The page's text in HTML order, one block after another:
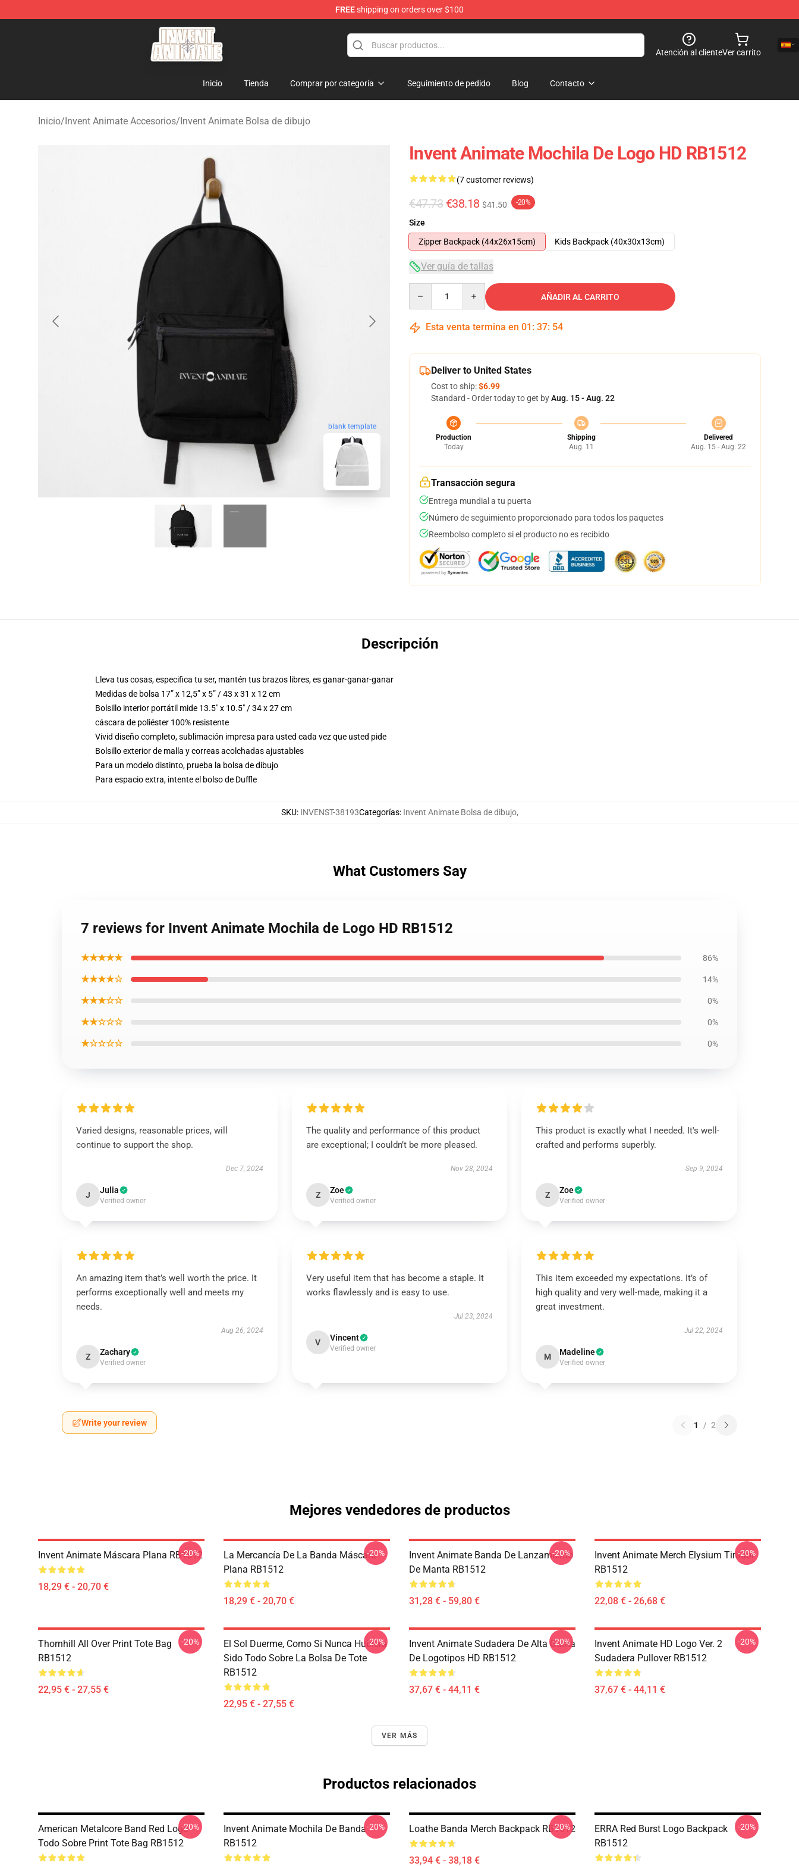
FREEshipping on orders over $100
Invent Animate Shop - Official Invent Animate Merchandise Store
Atención al clienteVer carrito
Inicio Tienda Comprar por categoría Seguimiento de pedido Blog Contacto
Inicio/Invent Animate Accesorios/Invent Animate Bolsa de dibujo
blank template
Invent Animate Mochila De Logo HD RB1512
(7 customer reviews)
€47.73 €38.18 $41.50 -20%
Size
Zipper Backpack (44x26x15cm)
Kids Backpack (40x30x13cm)
Ver guía de tallas
AÑADIR AL CARRITO
Esta venta termina en 01 : 37: 53
Deliver to United States
Cost to ship:$6.99
Standard - Order today to get byAug. 15 - Aug. 22
Production
Today
Shipping
Aug. 11
Delivered
Aug. 15 - Aug. 22
Transacción segura
Entrega mundial a tu puerta
Número de seguimiento proporcionado para todos los paquetes
Reembolso completo si el producto no es recibido
Descripción
Lleva tus cosas, especifica tu ser, mantén tus brazos libres, es ganar-ganar-ganar
Medidas de bolsa 17” x 12,5” x 5” / 43 x 31 x 12 cm
Bolsillo interior portátil mide 13.5" x 10.5" / 34 x 27 cm
cáscara de poliéster 100% resistente
Vivid diseño completo, sublimación impresa para usted cada vez que usted pide
Bolsillo exterior de malla y correas acolchadas ajustables
Para un modelo distinto, prueba la bolsa de dibujo
Para espacio extra, intente el bolso de Duffle
SKU: INVENST-38193Categorías: Invent Animate Bolsa de dibujo,
What Customers Say
7 reviews for Invent Animate Mochila de Logo HD RB1512
★★★★★ 86%
★★★★☆ 14%
★★★☆☆ 0%
★★☆☆☆ 0%
★☆☆☆☆ 0%
Varied designs, reasonable prices, will
continue to support the shop.
Dec 7, 2024
J Julia
Verified owner
The quality and performance of this product
are exceptional; I couldn’t be more pleased.
Nov 28, 2024
Z Zoe
Verified owner
This product is exactly what I needed. It's well-
crafted and performs superbly.
Sep 9, 2024
Z Zoe
Verified owner
An amazing item that’s well worth the price. It
performs exceptionally well and meets my
needs.
Aug 26, 2024
Z Zachary
Verified owner
Very useful item that has become a staple. It
works flawlessly and is easy to use.
Jul 23, 2024
V Vincent
Verified owner
This item exceeded my expectations. It’s of
high quality and very well-made, making it a
great investment.
Jul 22, 2024
M Madeline
Verified owner
Write your review 1 / 2
Mejores vendedores de productos
Invent Animate Máscara Plana RB1512
18,29 € - 20,70 €
-20%
La Mercancía De La Banda Máscara
Plana RB1512
18,29 € - 20,70 €
-20%
Invent Animate Banda De Lanzamiento
De Manta RB1512
31,28 € - 59,80 €
-20%
Invent Animate Merch Elysium Tirador
RB1512
22,08 € - 26,68 €
-20%
Thornhill All Over Print Tote Bag
RB1512
22,95 € - 27,55 €
-20%
El Sol Duerme, Como Si Nunca Hubiera
Sido Todo Sobre La Bolsa De Tote
RB1512
22,95 € - 27,55 €
-20%
Invent Animate Sudadera De Alta Gama
De Logotipos HD RB1512
37,67 € - 44,11 €
-20%
Invent Animate HD Logo Ver. 2
Sudadera Pullover RB1512
37,67 € - 44,11 €
-20%
VER MÁS
Productos relacionados
American Metalcore Band Red Logo
Todo Sobre Print Tote Bag RB1512
-20%
Invent Animate Mochila De Banda
RB1512
-20% Loathe Banda Merch Backpack RB1512
33,94 € - 38,18 €
-20%
ERRA Red Burst Logo Backpack
RB1512
-20%